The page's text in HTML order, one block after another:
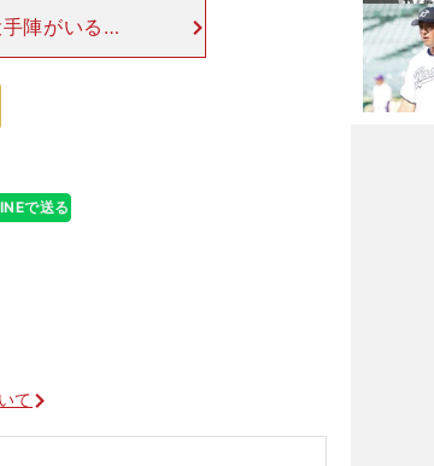
陣がいるか
はないだろう
手に明言し
で送る
て